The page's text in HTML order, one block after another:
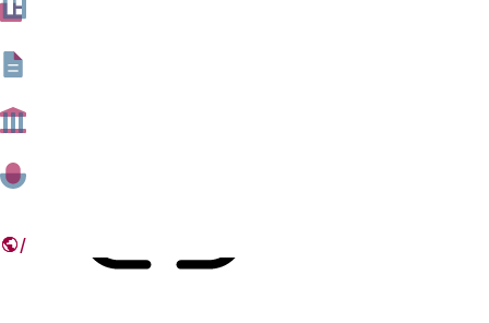
ethische vragen bij manipulatieve AI.